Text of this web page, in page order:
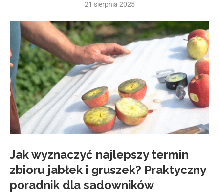
21 sierpnia 2025
Jak wyznaczyć najlepszy termin
zbioru jabłek i gruszek? Praktyczny
poradnik dla sadowników